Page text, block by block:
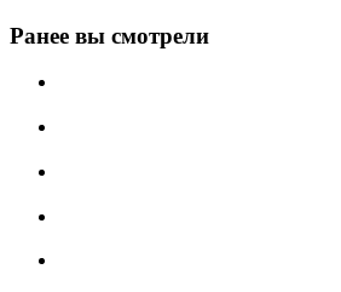
Ранее вы смотрели